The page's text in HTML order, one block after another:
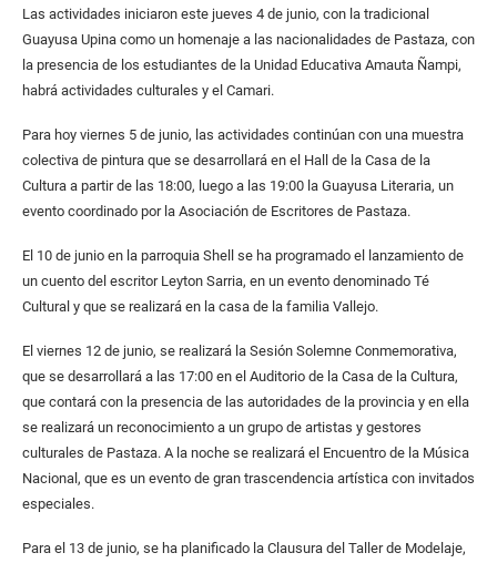
Las actividades iniciaron este jueves 4 de junio, con la tradicional
Guayusa Upina como un homenaje a las nacionalidades de Pastaza, con
la presencia de los estudiantes de la Unidad Educativa Amauta Ñampi,
habrá actividades culturales y el Camari.
Para hoy viernes 5 de junio, las actividades continúan con una muestra
colectiva de pintura que se desarrollará en el Hall de la Casa de la
Cultura a partir de las 18:00, luego a las 19:00 la Guayusa Literaria, un
evento coordinado por la Asociación de Escritores de Pastaza.
El 10 de junio en la parroquia Shell se ha programado el lanzamiento de
un cuento del escritor Leyton Sarria, en un evento denominado Té
Cultural y que se realizará en la casa de la familia Vallejo.
El viernes 12 de junio, se realizará la Sesión Solemne Conmemorativa,
que se desarrollará a las 17:00 en el Auditorio de la Casa de la Cultura,
que contará con la presencia de las autoridades de la provincia y en ella
se realizará un reconocimiento a un grupo de artistas y gestores
culturales de Pastaza. A la noche se realizará el Encuentro de la Música
Nacional, que es un evento de gran trascendencia artística con invitados
especiales.
Para el 13 de junio, se ha planificado la Clausura del Taller de Modelaje,